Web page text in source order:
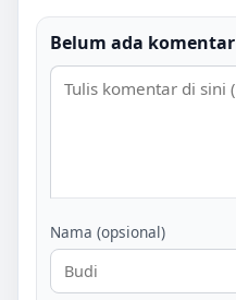
Belum ada komentar
Nama (opsional)